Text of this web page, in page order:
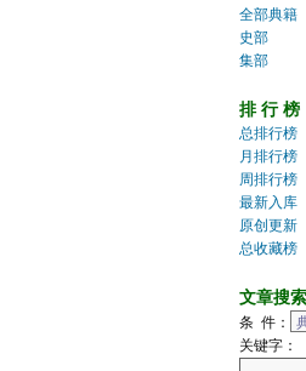
全部典籍
史部
集部
排 行 榜
总排行榜
月排行榜
周排行榜
最新入库
原创更新
总收藏榜
文章搜索
条 件：
关键字：